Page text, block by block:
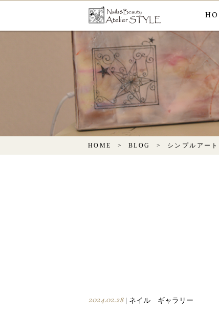
HOME BLOG シンプルアー
2024.02.28| ネイル ギャラリー